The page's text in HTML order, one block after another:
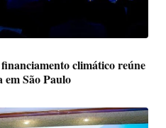
climático reúne
em São Paulo